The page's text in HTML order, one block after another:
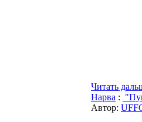
Читать
Нарва :
Автор: